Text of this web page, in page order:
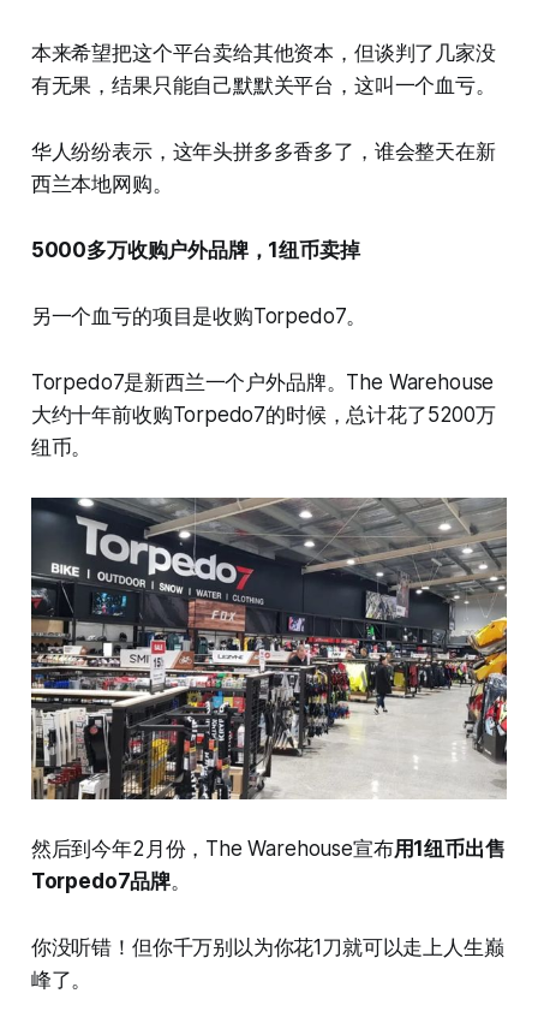
本来希望把这个平台卖给其他资本，但谈判了几家没
有无果，结果只能自己默默关平台，这叫一个血亏。
华人纷纷表示，这年头拼多多香多了，谁会整天在新
西兰本地网购。
5000多万收购户外品牌，1纽币卖掉
另一个血亏的项目是收购Torpedo7。
Torpedo7是新西兰一个户外品牌。The Warehouse
大约十年前收购Torpedo7的时候，总计花了5200万
纽币。
然后到今年2月份，The Warehouse宣布用1纽币出售
Torpedo7品牌。
你没听错！但你千万别以为你花1刀就可以走上人生巅
峰了。